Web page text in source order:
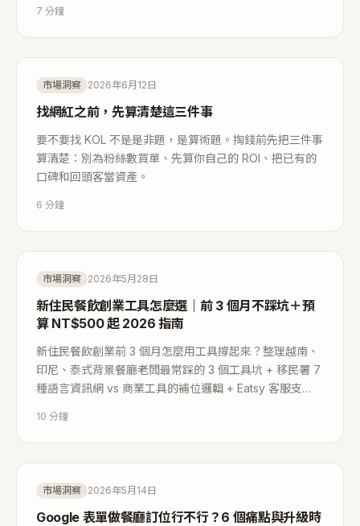
7 分鐘
市場洞察 2026年6月12日
找網紅之前，先算清楚這三件事
要不要找 KOL 不是是非題，是算術題。掏錢前先把三件事
算清楚：別為粉絲數買單、先算你自己的 ROI、把已有的
口碑和回頭客當資產。
6 分鐘
市場洞察 2026年5月28日
新住民餐飲創業工具怎麼選｜前 3 個月不踩坑＋預
算 NT$500 起 2026 指南
新住民餐飲創業前 3 個月怎麼用工具撐起來？整理越南、
印尼、泰式背景餐廳老闆最常踩的 3 個工具坑 + 移民署 7
種語言資訊網 vs 商業工具的補位邏輯 + Eatsy 客服支
10 分鐘
市場洞察 2026年5月14日
Google 表單做餐廳訂位行不行？6 個痛點與升級時